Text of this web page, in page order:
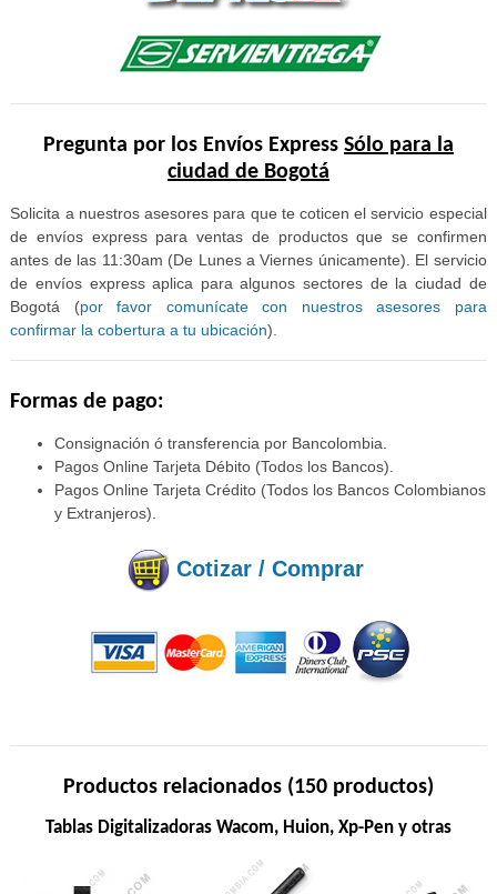
Pregunta por los Envíos Express Sólo para la
ciudad de Bogotá
Solicita a nuestros asesores para que te coticen el servicio especial
de envíos express para ventas de productos que se confirmen
antes de las 11:30am (De Lunes a Viernes únicamente). El servicio
de envíos express aplica para algunos sectores de la ciudad de
Bogotá (por favor comunícate con nuestros asesores para
confirmar la cobertura a tu ubicación).
Formas de pago:
Consignación ó transferencia por Bancolombia.
Pagos Online Tarjeta Débito (Todos los Bancos).
Pagos Online Tarjeta Crédito (Todos los Bancos Colombianos
y Extranjeros).
Cotizar / Comprar
Productos relacionados (150 productos)
Tablas Digitalizadoras Wacom, Huion, Xp-Pen y otras